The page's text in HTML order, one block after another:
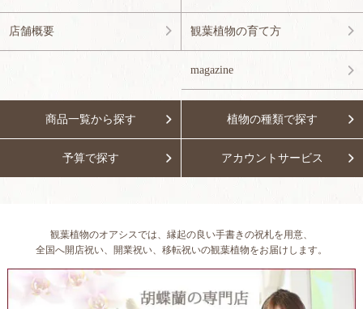
店舗概要 観葉植物の育て方
magazine
商品一覧から探す 植物の種類で探す
予算で探す アカウントサービス
観葉植物のオアシスでは、縁起の良い手書きの祝札を用意、
全国へ開店祝い、開業祝い、移転祝いの観葉植物をお届けします。